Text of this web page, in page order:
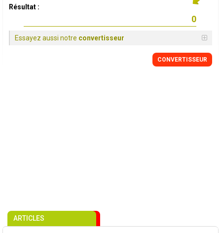
Résultat :
Essayez aussi notre convertisseur
CONVERTISSEUR
ARTICLES